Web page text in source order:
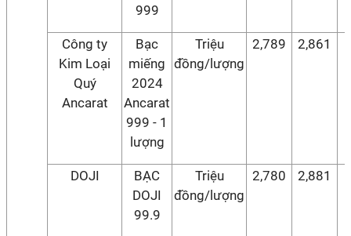
999
Công ty
Kim Loại
Quý
Ancarat
Bạc
miếng
2024
Ancarat
999 - 1
lượng
Triệu
đồng/lượng
2,789 2,861
DOJI
BẠC
DOJI
99.9
Triệu
đồng/lượng
2,780 2,881